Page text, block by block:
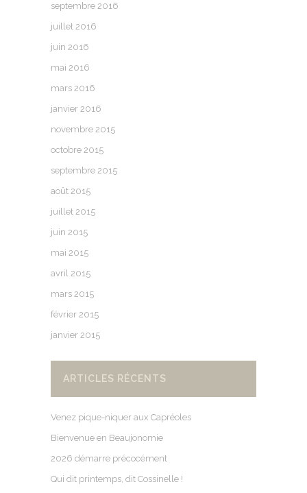
septembre 2016
juillet 2016
juin 2016
mai 2016
mars 2016
janvier 2016
novembre 2015
octobre 2015
septembre 2015
août 2015
juillet 2015
juin 2015
mai 2015
avril 2015
mars 2015
février 2015
janvier 2015
ARTICLES RÉCENTS
Venez pique-niquer aux Capréoles
Bienvenue en Beaujonomie
2026 démarre précocément
Qui dit printemps, dit Cossinelle !